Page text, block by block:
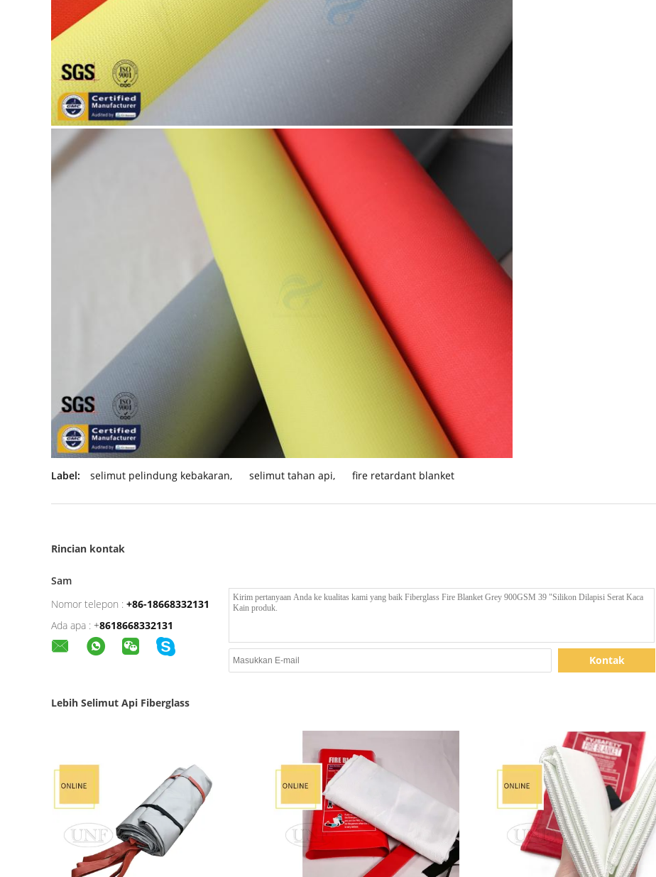
Label: selimut pelindung kebakaran, selimut tahan api, fire retardant blanket
Rincian kontak
Sam
Nomor telepon : +86-18668332131
Ada apa : +8618668332131
Kontak
Lebih Selimut Api Fiberglass